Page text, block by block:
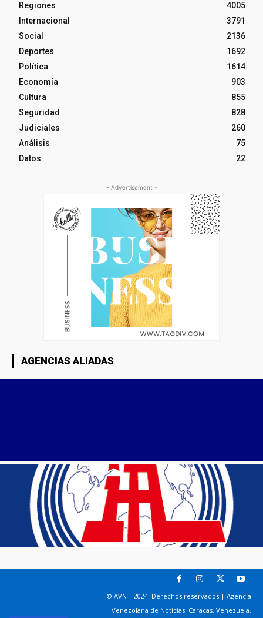
Regiones
4005
Internacional
3791
Social
2136
Deportes
1692
Política
1614
Economía
903
Cultura
855
Seguridad
828
Judiciales
260
Análisis
75
Datos
22
- Advertisement -
AGENCIAS ALIADAS
© AVN – 2024. Derechos reservados | Agencia
Venezolana de Noticias. Caracas, Venezuela.